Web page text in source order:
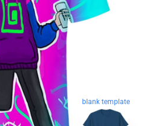
blank template